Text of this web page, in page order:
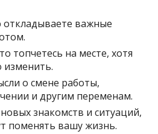
откладываете важные
топчетесь на месте, хотя
изменить.
о смене работы,
и другим переменам.
знакомств и ситуаций,
поменять вашу жизнь.